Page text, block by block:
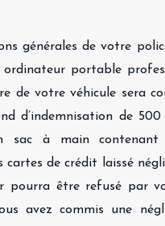
générales de votre
ordinateur portable
de votre véhicule sera
d’indemnisation de
sac à main contenant
cartes de crédit laissé
pourra être refusé par
avez commis une